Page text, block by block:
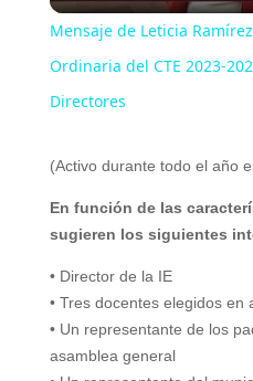
Mensaje de Leticia
Ordinaria del CTE 2023-
Directores
(Activo durante todo el año
En función de las
sugieren los siguientes
• Director de la IE
• Tres docentes elegidos en
• Un representante de los
asamblea general